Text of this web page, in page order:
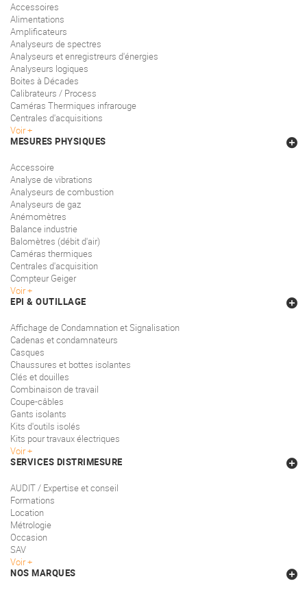
Accessoires
Alimentations
Amplificateurs
Analyseurs de spectres
Analyseurs et enregistreurs d'énergies
Analyseurs logiques
Boites à Décades
Calibrateurs / Process
Caméras Thermiques infrarouge
Centrales d'acquisitions
Voir
MESURES PHYSIQUES
Accessoire
Analyse de vibrations
Analyseurs de combustion
Analyseurs de gaz
Anémomètres
Balance industrie
Balomètres (débit d'air)
Caméras thermiques
Centrales d'acquisition
Compteur Geiger
Voir
EPI & OUTILLAGE
Affichage de Condamnation et Signalisation
Cadenas et condamnateurs
Casques
Chaussures et bottes isolantes
Clés et douilles
Combinaison de travail
Coupe-câbles
Gants isolants
Kits d'outils isolés
Kits pour travaux électriques
Voir
SERVICES DISTRIMESURE
AUDIT / Expertise et conseil
Formations
Location
Métrologie
Occasion
SAV
Voir
NOS MARQUES